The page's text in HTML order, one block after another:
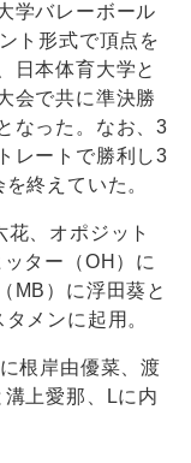
学バレーボール
ト形式で頂点を
日本体育大学と
会で共に準決勝
なった。なお、3
レートで勝利し3
終えていた。
、オポジット
ター（OH）に
MB）に浮田葵と
メンに起用。
根岸由優菜、渡
上愛那、Lに内